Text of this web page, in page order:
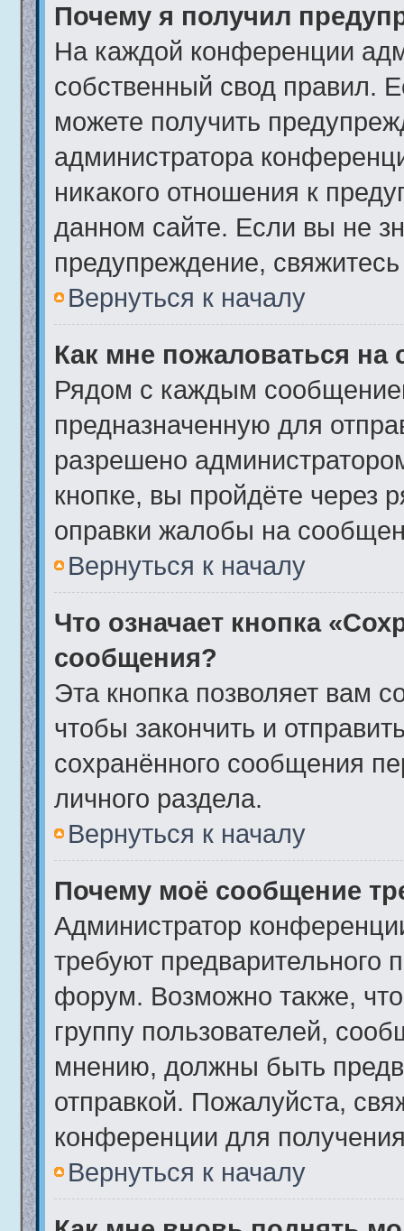
Почему я получил
На каждой конференции
собственный свод правил.
можете получить
администратора
никакого отношения к
данном сайте. Если вы не
предупреждение,
Вернуться к началу
Как мне пожаловаться
Рядом с каждым
предназначенную для
разрешено
кнопке, вы пройдёте через
оправки жалобы на
Вернуться к началу
Что означает кнопка
сообщения?
Эта кнопка позволяет вам
чтобы закончить и
сохранённого сообщения
личного раздела.
Вернуться к началу
Почему моё сообщение
Администратор
требуют предварительного
форум. Возможно также,
группу пользователей,
мнению, должны быть
отправкой. Пожалуйста,
конференции для
Вернуться к началу